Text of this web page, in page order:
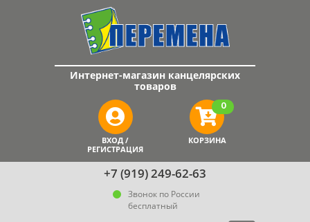
+7 (919) 249-62-63
Звонок по России
бесплатный
Интернет-магазин канцелярских
товаров
ВХОД /
РЕГИСТРАЦИЯ
КОРЗИНА
0